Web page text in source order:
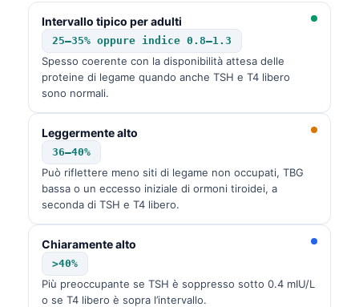
Intervallo tipico per adulti
25–35% oppure indice 0.8–1.3
Spesso coerente con la disponibilità attesa delle
proteine di legame quando anche TSH e T4 libero
sono normali.
Leggermente alto
36–40%
Può riflettere meno siti di legame non occupati, TBG
bassa o un eccesso iniziale di ormoni tiroidei, a
seconda di TSH e T4 libero.
Chiaramente alto
>40%
Più preoccupante se TSH è soppresso sotto 0.4 mIU/L
o se T4 libero è sopra l’intervallo.